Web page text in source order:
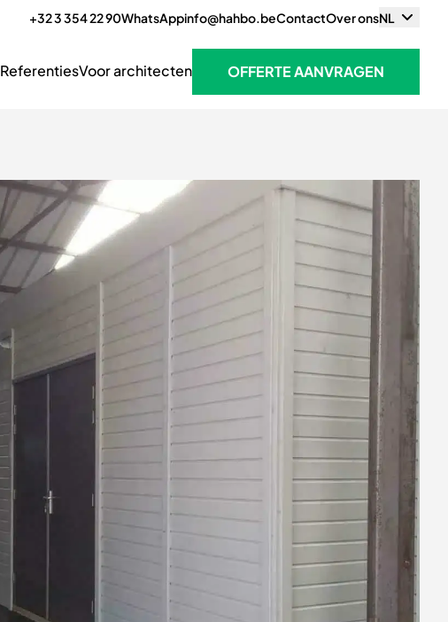
+32 3 354 22 90WhatsAppinfo@hahbo.beContactOver onsNL
ReferentiesVoor architecten
OFFERTE AANVRAGEN
OFFERTE AANVRAGEN